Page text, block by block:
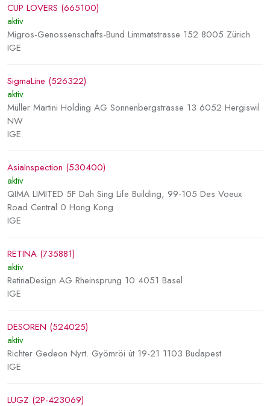
CUP LOVERS (665100)
aktiv
Migros-Genossenschafts-Bund Limmatstrasse 152 8005 Zürich
IGE
SigmaLine (526322)
aktiv
Müller Martini Holding AG Sonnenbergstrasse 13 6052 Hergiswil
NW
IGE
AsiaInspection (530400)
aktiv
QIMA LIMITED 5F Dah Sing Life Building, 99-105 Des Voeux
Road Central 0 Hong Kong
IGE
RETINA (735881)
aktiv
RetinaDesign AG Rheinsprung 10 4051 Basel
IGE
DESOREN (524025)
aktiv
Richter Gedeon Nyrt. Gyömröi út 19-21 1103 Budapest
IGE
LUGZ (2P-423069)